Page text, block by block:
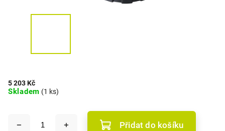
5 203 Kč
Skladem (1 ks)
Přidat do košíku